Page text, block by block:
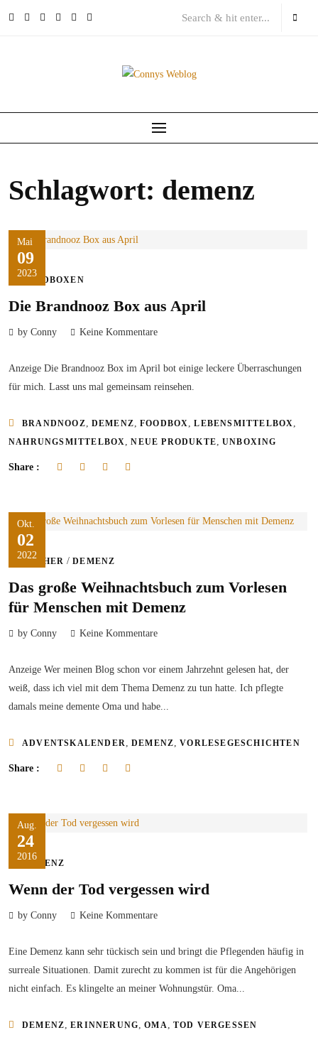
Schlagwort: demenz
Mai
09
2023
FOODBOXEN
Die Brandnooz Box aus April
by Conny Keine Kommentare
Anzeige Die Brandnooz Box im April bot einige leckere Überraschungen
für mich. Lasst uns mal gemeinsam reinsehen.
BRANDNOOZ DEMENZ ,FOODBOX ,LEBENSMITTELBOX
NAHRUNGSMITTELBOX ,NEUE PRODUKTE ,UNBOXING
Share :
Okt.
02
2022
BÜCHER /DEMENZ
Das große Weihnachtsbuch zum Vorlesen
für Menschen mit Demenz
by Conny Keine Kommentare
Anzeige Wer meinen Blog schon vor einem Jahrzehnt gelesen hat, der
weiß, dass ich viel mit dem Thema Demenz zu tun hatte. Ich pflegte
damals meine demente Oma und habe...
ADVENTSKALENDER, DEMENZ,VORLESEGESCHICHTEN
Share :
Aug.
24
2016
DEMENZ
Wenn der Tod vergessen wird
by Conny Keine Kommentare
Eine Demenz kann sehr tückisch sein und bringt die Pflegenden häufig in
surreale Situationen. Damit zurecht zu kommen ist für die Angehörigen
nicht einfach. Es klingelte an meiner Wohnungstür. Oma...
DEMENZ,ERINNERUNG,OMA, TOD VERGESSEN